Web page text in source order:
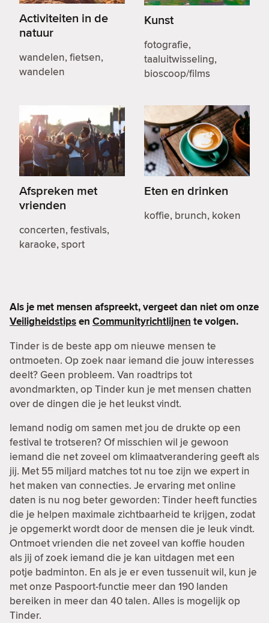
Activiteiten in de
natuur
wandelen, fietsen,
wandelen
Kunst
fotografie,
taaluitwisseling,
bioscoop/films
Afspreken met
vrienden
concerten, festivals,
karaoke, sport
Eten en drinken
koffie, brunch, koken
Als je met mensen afspreekt, vergeet dan niet om onze
Veiligheidstipsen Communityrichtlijnen te volgen.
Tinder is de beste app om nieuwe mensen te
ontmoeten. Op zoek naar iemand die jouw interesses
deelt? Geen probleem. Van roadtrips tot
avondmarkten, op Tinder kun je met mensen chatten
over de dingen die je het leukst vindt.
Iemand nodig om samen met jou de drukte op een
festival te trotseren? Of misschien wil je gewoon
iemand die net zoveel om klimaatverandering geeft als
jij. Met 55 miljard matches tot nu toe zijn we expert in
het maken van connecties. Je ervaring met online
daten is nu nog beter geworden: Tinder heeft functies
die je helpen maximale zichtbaarheid te krijgen, zodat
je opgemerkt wordt door de mensen die je leuk vindt.
Ontmoet vrienden die net zoveel van koffie houden
als jij of zoek iemand die je kan uitdagen met een
potje badminton. En als je er even tussenuit wil, kun je
met onze Paspoort-functie meer dan 190 landen
bereiken in meer dan 40 talen. Alles is mogelijk op
Tinder.